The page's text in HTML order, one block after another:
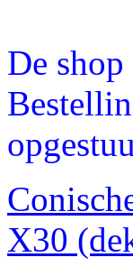
De
X30